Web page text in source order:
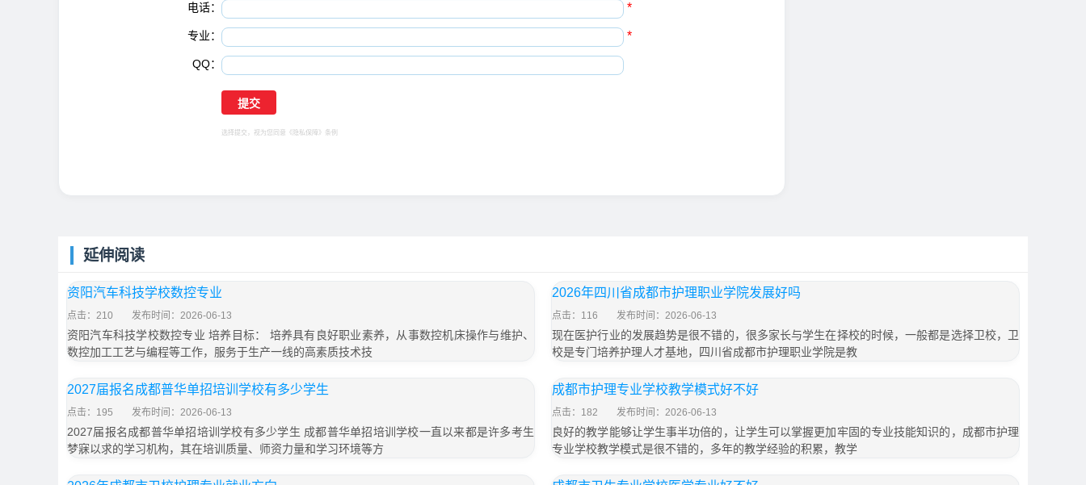
电话： *
专业： *
QQ：
选择提交，视为您同意 《隐私保障》 条例
延伸阅读
资阳汽车科技学校数控专业
点击：210 发布时间：2026-06-13
资阳汽车科技学校数控专业 培养目标： 培养具有良好职业素养，从事数控机床操作与维护、
数控加工工艺与编程等工作，服务于生产一线的高素质技术技
2026年四川省成都市护理职业学院发展好吗
点击：116 发布时间：2026-06-13
现在医护行业的发展趋势是很不错的，很多家长与学生在择校的时候，一般都是选择卫校，卫
校是专门培养护理人才基地，四川省成都市护理职业学院是教
2027届报名成都普华单招培训学校有多少学生
点击：195 发布时间：2026-06-13
2027届报名成都普华单招培训学校有多少学生 成都普华单招培训学校一直以来都是许多考生
梦寐以求的学习机构，其在培训质量、师资力量和学习环境等方
成都市护理专业学校教学模式好不好
点击：182 发布时间：2026-06-13
良好的教学能够让学生事半功倍的，让学生可以掌握更加牢固的专业技能知识的，成都市护理
专业学校教学模式是很不错的，多年的教学经验的积累，教学